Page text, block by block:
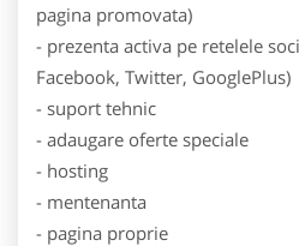
pagina promovata)
- prezenta activa pe retelele
Facebook, Twitter, GooglePlus)
- suport tehnic
- adaugare oferte speciale
- hosting
- mentenanta
- pagina proprie